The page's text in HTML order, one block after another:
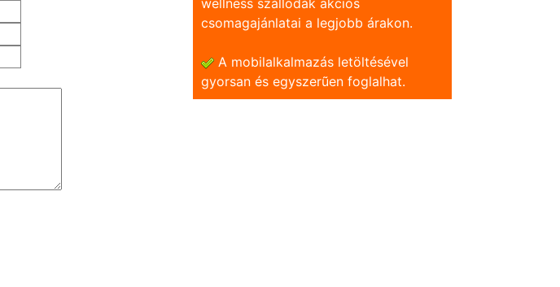
wellness szállodák akciós
csomagajánlatai a legjobb árakon.
A mobilalkalmazás letöltésével
gyorsan és egyszerũen foglalhat.